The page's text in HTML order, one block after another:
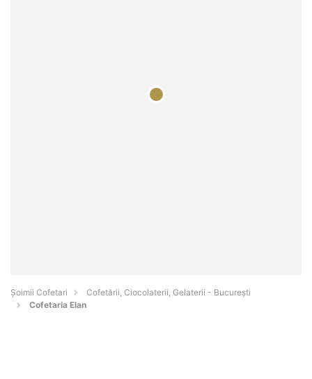
Șoimii Cofetari
Cofetării, Ciocolaterii, Gelaterii - Bucureşti
Cofetaria Elan